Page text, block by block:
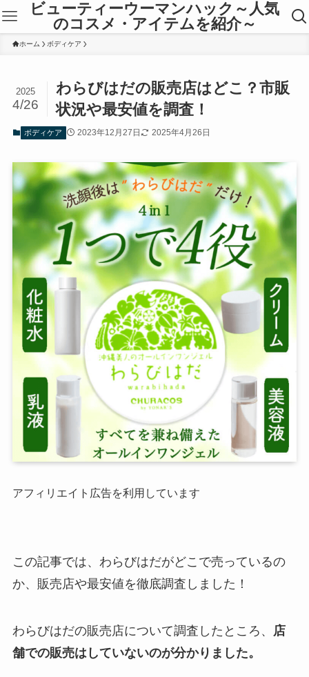
ビューティーウーマンハック～人気
のコスメ・アイテムを紹介～
ホーム ボディケア
わらびはだの販売店はどこ？市販
状況や最安値を調査！
2025
4/26
ボディケア 2023年12月27日 2025年4月26日
アフィリエイト広告を利用しています
この記事では、わらびはだがどこで売っているの
か、販売店や最安値を徹底調査しました！
わらびはだの販売店について調査したところ、 店
舗での販売はしていないのが分かりました。